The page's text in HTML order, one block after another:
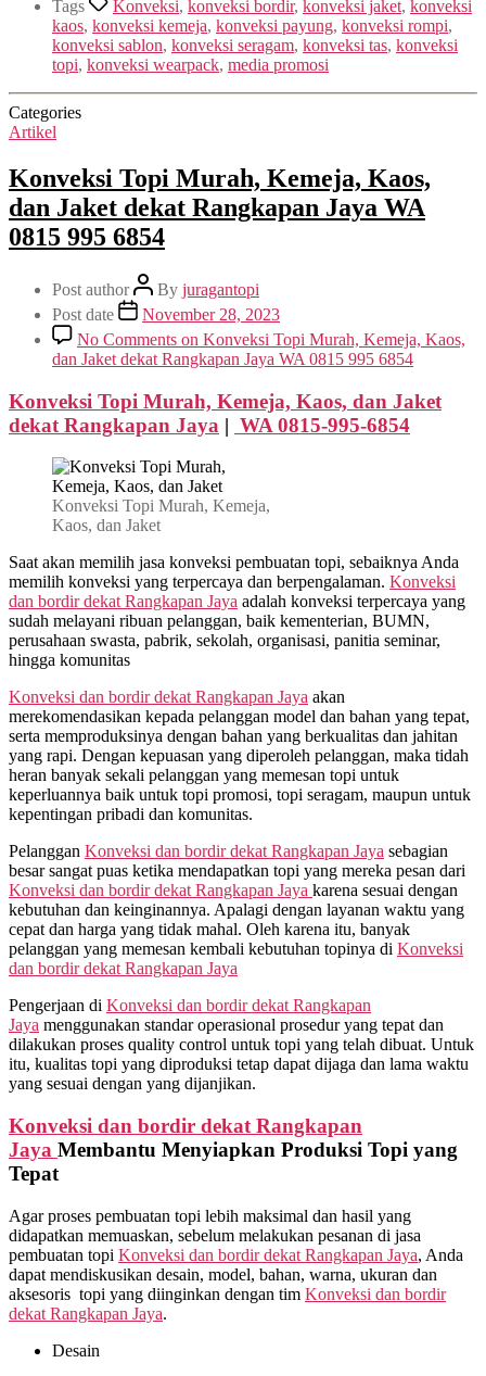
Tags Konveksi, konveksi bordir, konveksi jaket, konveksi
kaos, konveksi kemeja, konveksi payung, konveksi rompi,
konveksi sablon, konveksi seragam, konveksi tas, konveksi
topi, konveksi wearpack, media promosi
Categories
Artikel
Konveksi Topi Murah, Kemeja, Kaos,
dan Jaket dekat Rangkapan Jaya WA
0815 995 6854
Post author By juragantopi
Post date
November 28, 2023
No Comments on Konveksi Topi Murah, Kemeja, Kaos,
dan Jaket dekat Rangkapan Jaya WA 0815 995 6854
Konveksi Topi Murah, Kemeja, Kaos, dan Jaket
dekat Rangkapan Jaya | WA 0815-995-6854
Konveksi Topi Murah, Kemeja,
Kaos, dan Jaket
Saat akan memilih jasa konveksi pembuatan topi, sebaiknya Anda
memilih konveksi yang terpercaya dan berpengalaman. Konveksi
dan bordir dekat Rangkapan Jaya adalah konveksi terpercaya yang
sudah melayani ribuan pelanggan, baik kementerian, BUMN,
perusahaan swasta, pabrik, sekolah, organisasi, panitia seminar,
hingga komunitas
Konveksi dan bordir dekat Rangkapan Jaya akan
merekomendasikan kepada pelanggan model dan bahan yang tepat,
serta memproduksinya dengan bahan yang berkualitas dan jahitan
yang rapi. Dengan kepuasan yang diperoleh pelanggan, maka tidah
heran banyak sekali pelanggan yang memesan topi untuk
keperluannya baik untuk topi promosi, topi seragam, maupun untuk
kepentingan pribadi dan komunitas.
Pelanggan Konveksi dan bordir dekat Rangkapan Jaya sebagian
besar sangat puas ketika mendapatkan topi yang mereka pesan dari
Konveksi dan bordir dekat Rangkapan Jaya karena sesuai dengan
kebutuhan dan keinginannya. Apalagi dengan layanan waktu yang
cepat dan harga yang tidak mahal. Oleh karena itu, banyak
pelanggan yang memesan kembali kebutuhan topinya di Konveksi
dan bordir dekat Rangkapan Jaya
Pengerjaan di Konveksi dan bordir dekat Rangkapan
Jaya menggunakan standar operasional prosedur yang tepat dan
dilakukan proses quality control untuk topi yang telah dibuat. Untuk
itu, kualitas topi yang diproduksi tetap dapat dijaga dan lama waktu
yang sesuai dengan yang dijanjikan.
Konveksi dan bordir dekat Rangkapan
Jaya Membantu Menyiapkan Produksi Topi yang
Tepat
Agar proses pembuatan topi lebih maksimal dan hasil yang
didapatkan memuaskan, sebelum melakukan pesanan di jasa
pembuatan topi Konveksi dan bordir dekat Rangkapan Jaya, Anda
dapat mendiskusikan desain, model, bahan, warna, ukuran dan
aksesoris topi yang diinginkan dengan tim Konveksi dan bordir
dekat Rangkapan Jaya.
Desain